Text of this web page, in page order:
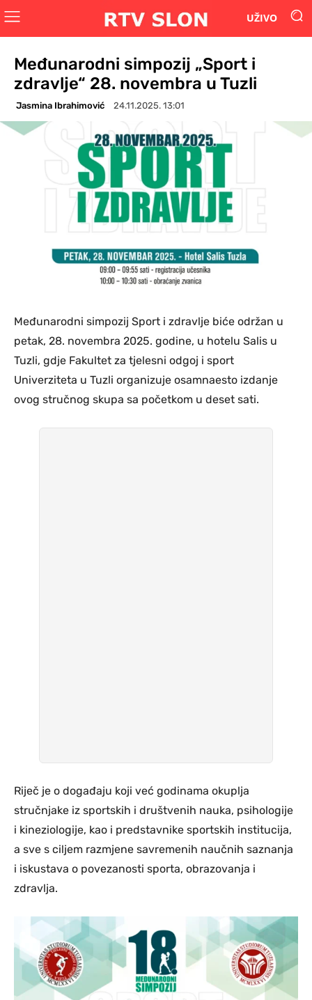
UŽIVO
Međunarodni simpozij „Sport i
zdravlje“ 28. novembra u Tuzli
Jasmina Ibrahimović 24.11.2025. 13:01
Međunarodni simpozij Sport i zdravlje biće održan u
petak, 28. novembra 2025. godine, u hotelu Salis u
Tuzli, gdje Fakultet za tjelesni odgoj i sport
Univerziteta u Tuzli organizuje osamnaesto izdanje
ovog stručnog skupa sa početkom u deset sati.
Riječ je o događaju koji već godinama okuplja
stručnjake iz sportskih i društvenih nauka, psihologije
i kineziologije, kao i predstavnike sportskih institucija,
a sve s ciljem razmjene savremenih naučnih saznanja
i iskustava o povezanosti sporta, obrazovanja i
zdravlja.